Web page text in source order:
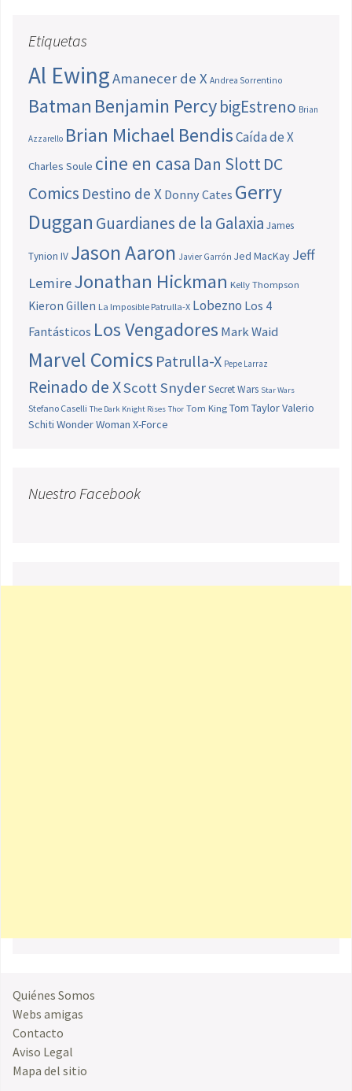
Etiquetas
Al EwingAmanecer de X Andrea Sorrentino
Batman Benjamin PercybigEstreno Brian
Azzarello Brian Michael BendisCaída de X
Charles Soule cine en casa Dan SlottDC
Comics Destino de X Donny Cates Gerry
Duggan Guardianes de la Galaxia James
Tynion IV Jason Aaron Javier Garrón Jed MacKay Jeff
LemireJonathan Hickman Kelly Thompson
Kieron Gillen La Imposible Patrulla-X Lobezno Los 4
Fantásticos Los Vengadores Mark Waid
Marvel Comics Patrulla-X Pepe Larraz
Reinado de XScott SnyderSecret Wars Star Wars
Stefano Caselli The Dark Knight Rises Thor Tom King Tom TaylorValerio
Schiti Wonder Woman X-Force
Nuestro Facebook
Quiénes Somos
Webs amigas
Contacto
Aviso Legal
Mapa del sitio